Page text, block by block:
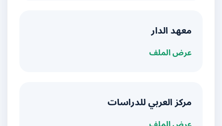
معهد الدار
عرض الملف
مركز العربي للدراسات